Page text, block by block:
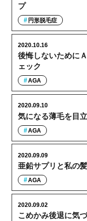
プ
円形脱毛症
後悔しないために
ェック
2020.10.16
AGA
気になる薄毛を目
2020.09.10
AGA
亜鉛サプリと私の
2020.09.09
AGA
こめかみ後退に気
2020.09.02